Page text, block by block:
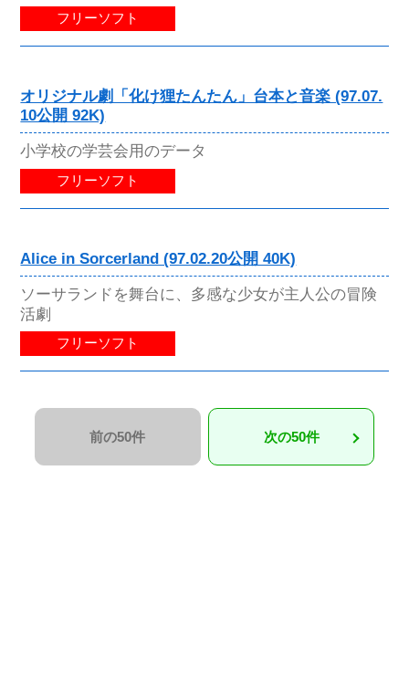
フリーソフト
オリジナル劇「化け狸たんたん」台本と音楽 (97.07.
10公開 92K)
小学校の学芸会用のデータ
フリーソフト
Alice in Sorcerland (97.02.20公開 40K)
ソーサランドを舞台に、多感な少女が主人公の冒険
活劇
フリーソフト
前の50件 次の50件